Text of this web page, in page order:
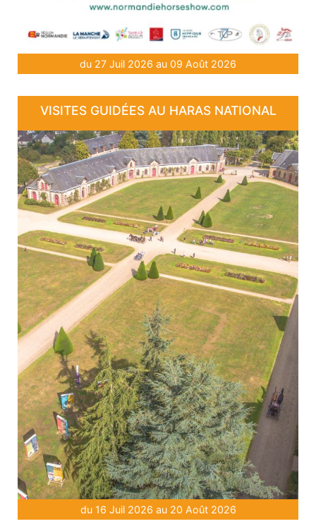
du 27 Juil 2026 au 09 Août 2026
VISITES GUIDÉES AU HARAS NATIONAL
du 16 Juil 2026 au 20 Août 2026